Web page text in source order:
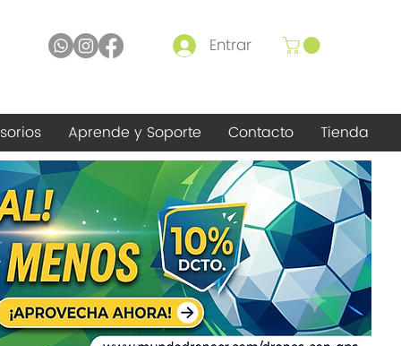
Entrar
Aprende y Soporte Contacto Tienda